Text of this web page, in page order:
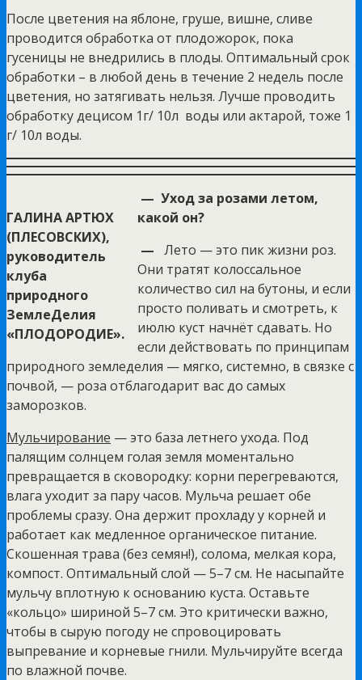
После цветения на яблоне, груше, вишне, сливе
проводится обработка от плодожорок, пока
гусеницы не внедрились в плоды. Оптимальный срок
обработки – в любой день в течение 2 недель после
цветения, но затягивать нельзя. Лучше проводить
обработку децисом 1г/ 10л воды или актарой, тоже 1
г/ 10л воды.
ГАЛИНА АРТЮХ
(ПЛЕСОВСКИХ),
руководитель
клуба
природного
ЗемлеДелия
«ПЛОДОРОДИЕ».
— Уход за розами летом,
какой он?
— Лето — это пик жизни роз.
Они тратят колоссальное
количество сил на бутоны, и если
просто поливать и смотреть, к
июлю куст начнёт сдавать. Но
если действовать по принципам
природного земледелия — мягко, системно, в связке с
почвой, — роза отблагодарит вас до самых
заморозков.
Мульчирование — это база летнего ухода. Под
палящим солнцем голая земля моментально
превращается в сковородку: корни перегреваются,
влага уходит за пару часов. Мульча решает обе
проблемы сразу. Она держит прохладу у корней и
работает как медленное органическое питание.
Скошенная трава (без семян!), солома, мелкая кора,
компост. Оптимальный слой — 5–7 см. Не насыпайте
мульчу вплотную к основанию куста. Оставьте
«кольцо» шириной 5–7 см. Это критически важно,
чтобы в сырую погоду не спровоцировать
выпревание и корневые гнили. Мульчируйте всегда
по влажной почве.